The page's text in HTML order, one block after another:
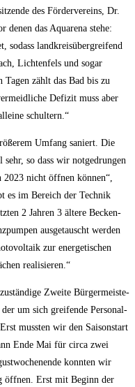
des För­der­ver­eins, Dr.
denen das Aqua­re­na ste­he:
sodass land­kreis­über­grei­fend
Lich­ten­fels und sogar
zählt das Bad bis zu
Defi­zit muss aber
schultern.“
Umfang saniert. Die
so dass wir not­ge­drun­gen
2023 nicht öff­nen kön­nen“,
es im Bereich der Tech­nik
2 Jah­ren 3 älte­re Becken­
aus­ge­tauscht wer­den
zur ener­ge­ti­schen
realisieren.“
Zwei­te Bür­ger­meis­te­
um sich grei­fen­de Per­so­nal­
muss­ten wir den Sai­son­start
Ende Mai für cir­ca zwei
konn­ten wir
öff­nen. Erst mit Beginn der